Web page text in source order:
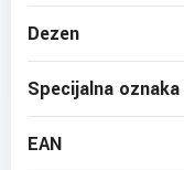
Dezen
Specijalna oznaka
EAN